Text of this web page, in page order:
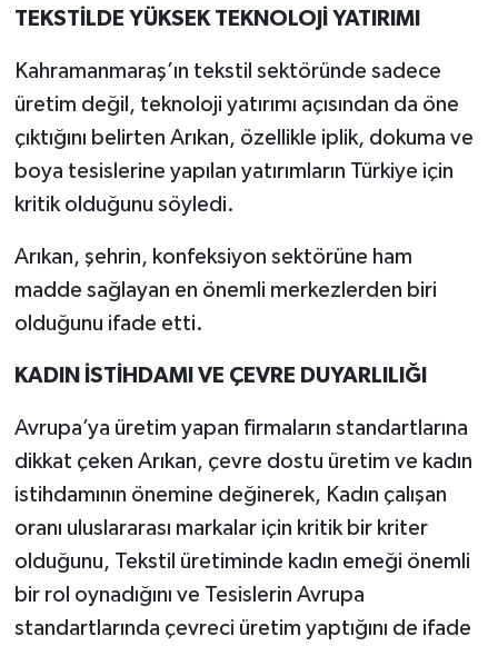
TEKSTİLDE YÜKSEK TEKNOLOJİ YATIRIMI
Kahramanmaraş’ın tekstil sektöründe sadece
üretim değil, teknoloji yatırımı açısından da öne
çıktığını belirten Arıkan, özellikle iplik, dokuma ve
boya tesislerine yapılan yatırımların Türkiye için
kritik olduğunu söyledi.
Arıkan, şehrin, konfeksiyon sektörüne ham
madde sağlayan en önemli merkezlerden biri
olduğunu ifade etti.
KADIN İSTİHDAMI VE ÇEVRE DUYARLILIĞI
Avrupa’ya üretim yapan firmaların standartlarına
dikkat çeken Arıkan, çevre dostu üretim ve kadın
istihdamının önemine değinerek, Kadın çalışan
oranı uluslararası markalar için kritik bir kriter
olduğunu, Tekstil üretiminde kadın emeği önemli
bir rol oynadığını ve Tesislerin Avrupa
standartlarında çevreci üretim yaptığını de ifade